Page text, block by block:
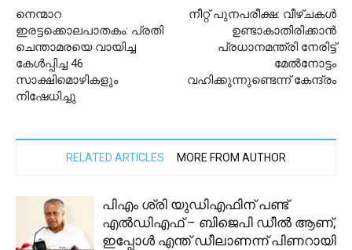
നെന്മാറ
ഇരട്ടക്കൊലപാതകം: പ്രതി
ചെന്താമരയെ വായിച്ച
കേൾപ്പിച്ച 46
സാക്ഷിമൊഴികളും
നിഷേധിച്ചു
നീറ്റ് പുനപരീക്ഷ: വീഴ്ചകൾ
ഉണ്ടാകാതിരിക്കാൻ
പ്രധാനമന്ത്രി നേരിട്ട്
മേൽനോട്ടം
വഹിക്കുന്നുണ്ടെന്ന് കേന്ദ്രം
RELATED ARTICLES MORE FROM AUTHOR
പിഎം ശ്രി യുഡിഎഫിന് പണ്ട്
എൽഡിഎഫ് – ബിജെപി ഡീൽ ആണ്,
ഇപ്പോൾ എന്ത് ഡീലാണന്ന് പിണറായി